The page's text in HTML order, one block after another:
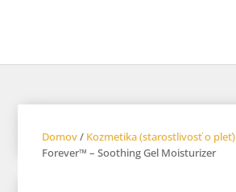
Domov/ Kozmetika (starostlivosť o pleť)
Forever™ – Soothing Gel Moisturizer